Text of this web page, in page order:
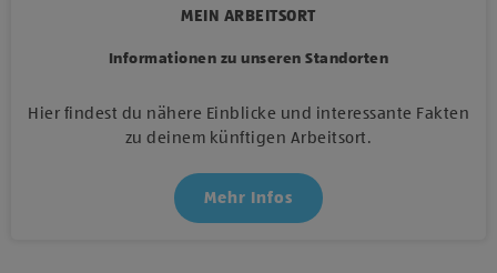
MEIN ARBEITSORT
Informationen zu unseren Standorten
Hier findest du nähere Einblicke und interessante Fakten
zu deinem künftigen Arbeitsort.
Mehr Infos